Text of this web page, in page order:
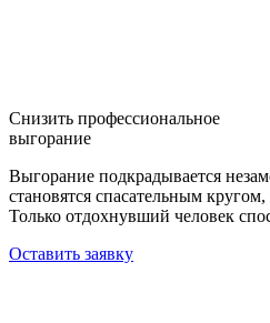
Снизить профессиональное
выгорание
Выгорание подкрадывается
становятся спасательным
Только отдохнувший человек
Оставить заявку